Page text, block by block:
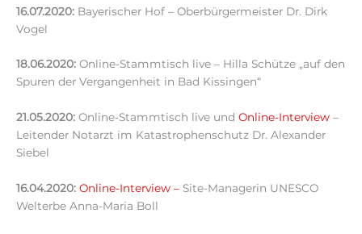
16.07.2020: Bayerischer Hof – Oberbürgermeister Dr. Dirk
Vogel
18.06.2020: Online-Stammtisch live – Hilla Schütze „auf den
Spuren der Vergangenheit in Bad Kissingen“
21.05.2020: Online-Stammtisch live und Online-Interview –
Leitender Notarzt im Katastrophenschutz Dr. Alexander
Siebel
16.04.2020: Online-Interview – Site-Managerin UNESCO
Welterbe Anna-Maria Boll